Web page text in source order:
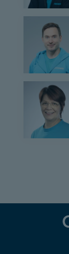
Nuuttila
Manninen